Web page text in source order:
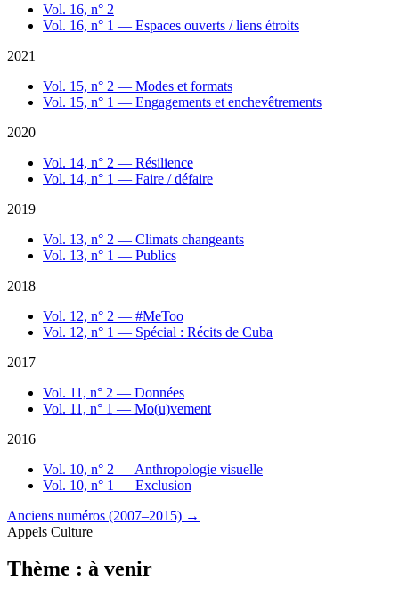
Vol. 16, n° 2
Vol. 16, n° 1 — Espaces ouverts / liens étroits
2021
Vol. 15, n° 2 — Modes et formats
Vol. 15, n° 1 — Engagements et enchevêtrements
2020
Vol. 14, n° 2 — Résilience
Vol. 14, n° 1 — Faire / défaire
2019
Vol. 13, n° 2 — Climats changeants
Vol. 13, n° 1 — Publics
2018
Vol. 12, n° 2 — #MeToo
Vol. 12, n° 1 — Spécial : Récits de Cuba
2017
Vol. 11, n° 2 — Données
Vol. 11, n° 1 — Mo(u)vement
2016
Vol. 10, n° 2 — Anthropologie visuelle
Vol. 10, n° 1 — Exclusion
Anciens numéros (2007–2015) →
Appels Culture
Thème : à venir